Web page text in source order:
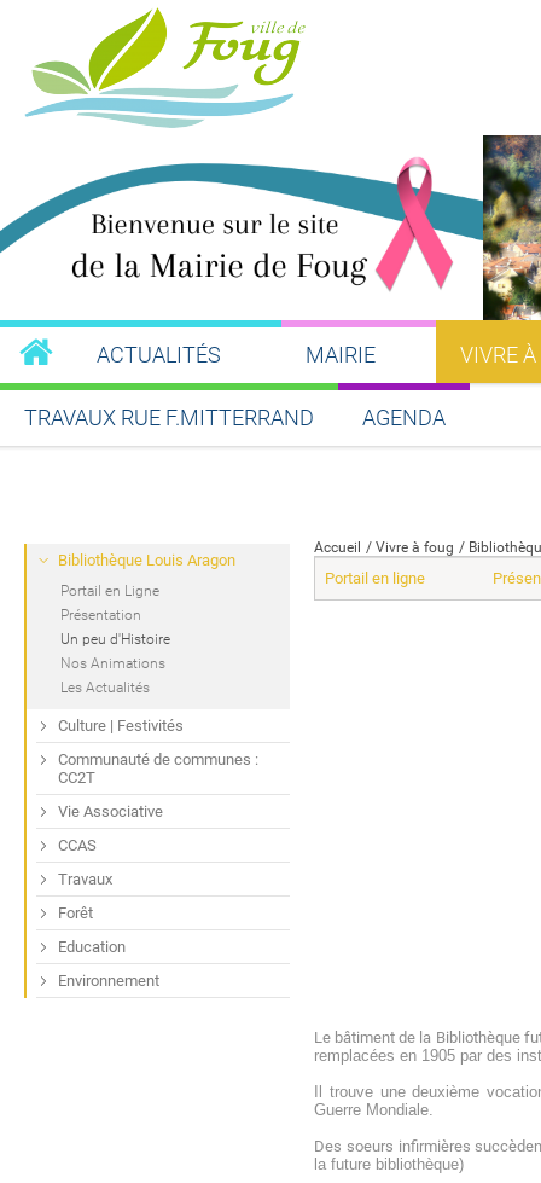
ACTUALITÉS MAIRIE VIVRE
TRAVAUX RUE F.MITTERRAND AGENDA
Accueil Vivre à foug
Portail en ligne
Le bâtiment de la Bibliothèque
remplacées en 1905 par des
Il trouve une deuxième
Guerre Mondiale.
Des soeurs infirmières
la future bibliothèque)
Bibliothèque Louis Aragon
Portail en Ligne
Présentation
Un peu d'Histoire
Nos Animations
Les Actualités
Culture | Festivités
Communauté de communes :
CC2T
Vie Associative
CCAS
Travaux
Forêt
Education
Environnement